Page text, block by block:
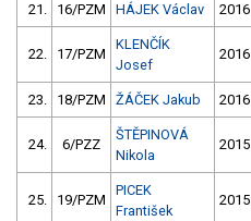
21. 16/PZM HÁJEK Václav 2016
22. 17/PZM
KLENČÍK
Josef
2016
23. 18/PZM ŽÁČEK Jakub 2016
24. 6/PZZ
ŠTĚPINOVÁ
Nikola
2015
25. 19/PZM
PICEK
František
2015